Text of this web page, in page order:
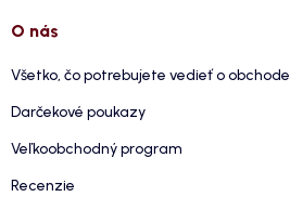
O nás
Všetko, čo potrebujete vedieť o obchode
Darčekové poukazy
Veľkoobchodný program
Recenzie